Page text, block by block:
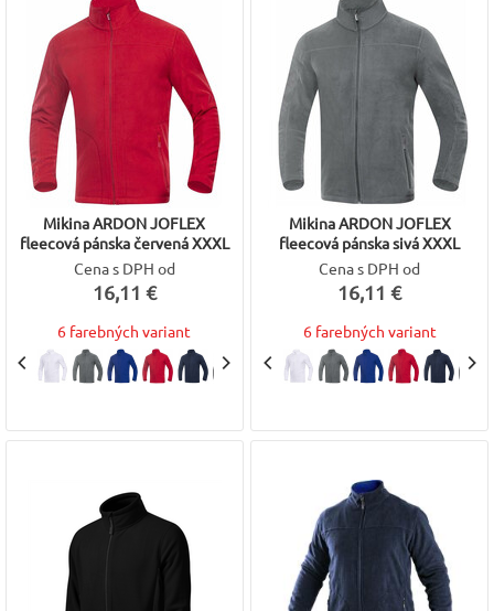
Mikina ARDON JOFLEX
fleecová pánska červená XXXL
Cena s DPH od
16,11 €
6 farebných variant
Mikina ARDON JOFLEX
fleecová pánska sivá XXXL
Cena s DPH od
16,11 €
6 farebných variant